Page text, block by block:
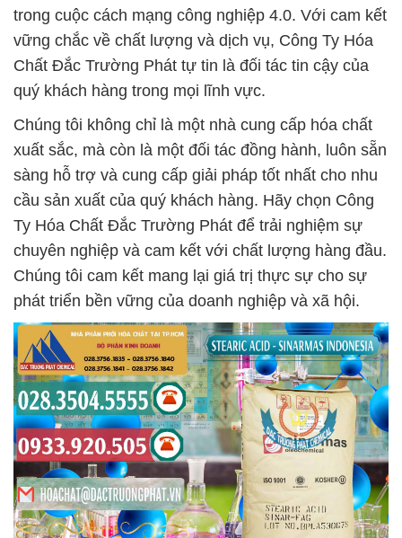
trong cuộc cách mạng công nghiệp 4.0. Với cam kết
vững chắc về chất lượng và dịch vụ, Công Ty Hóa
Chất Đắc Trường Phát tự tin là đối tác tin cậy của
quý khách hàng trong mọi lĩnh vực.
Chúng tôi không chỉ là một nhà cung cấp hóa chất
xuất sắc, mà còn là một đối tác đồng hành, luôn sẵn
sàng hỗ trợ và cung cấp giải pháp tốt nhất cho nhu
cầu sản xuất của quý khách hàng. Hãy chọn Công
Ty Hóa Chất Đắc Trường Phát để trải nghiệm sự
chuyên nghiệp và cam kết với chất lượng hàng đầu.
Chúng tôi cam kết mang lại giá trị thực sự cho sự
phát triển bền vững của doanh nghiệp và xã hội.